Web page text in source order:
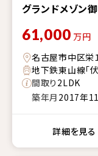
グランドメゾン
61,000 万円
名古屋市中区栄
地下鉄東山線「
間取り2LDK
築年月 2017年
詳細を見る